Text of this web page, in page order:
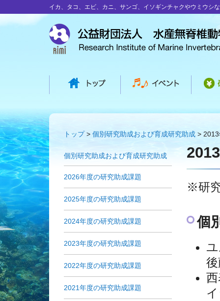
イカ、タコ、エビ、カニ、サンゴ、イソギンチャクやウミウシ
トップ 個別研究助成および育成研究助成
個別研究助成および育成研究助成
2026年度の研究助成課題
2025年度の研究助成課題
2024年度の研究助成課題
2023年度の研究助成課題
2022年度の研究助成課題
2021年度の研究助成課題
※研
個